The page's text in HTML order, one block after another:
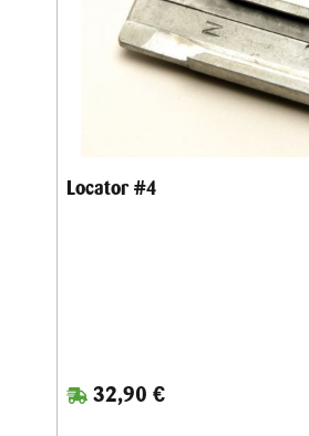
Locator #4
32,90 €